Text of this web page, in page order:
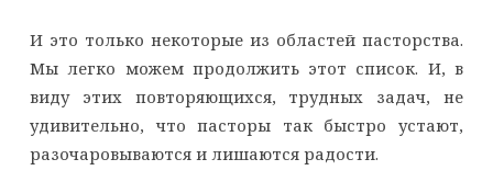
И это только некоторые из областей пасторства.
Мы легко можем продолжить этот список. И, в
виду этих повторяющихся, трудных задач, не
удивительно, что пасторы так быстро устают,
разочаровываются и лишаются радости.